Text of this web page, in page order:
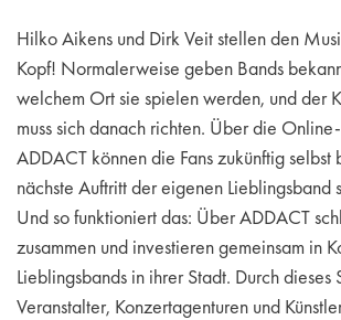
Hilko Aikens und Dirk Veit stellen den
Kopf! Normalerweise geben Bands
welchem Ort sie spielen werden, und der
muss sich danach richten. Über die
ADDACT können die Fans zukünftig selbst
nächste Auftritt der eigenen Lieblingsband
Und so funktioniert das: Über ADDACT
zusammen und investieren gemeinsam in
Lieblingsbands in ihrer Stadt. Durch dieses
Veranstalter, Konzertagenturen und